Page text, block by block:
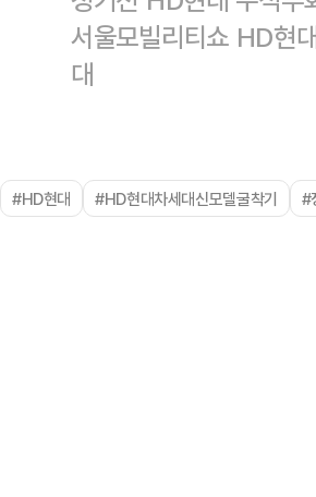
서울모빌리티쇼 HD현
대
#HD현대 #HD현대차세대신모델굴착기 #